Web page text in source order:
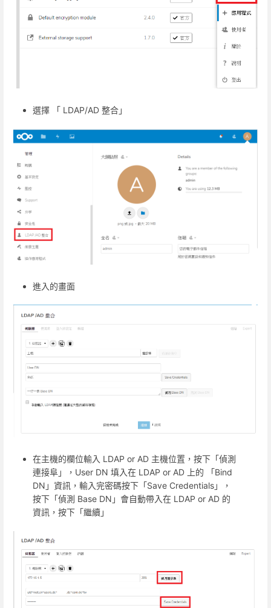
選擇 「 LDAP/AD 整合」
進入的畫面
在主機的欄位輸入 LDAP or AD 主機位置，按下「偵測
連接阜」，User DN 填入在 LDAP or AD 上的 「Bind
DN」資訊，輸入完密碼按下「Save Credentials」，
按下「偵測 Base DN」會自動帶入在 LDAP or AD 的
資訊，按下「繼續」